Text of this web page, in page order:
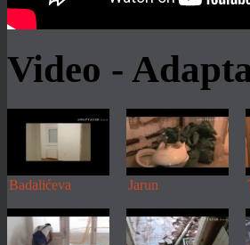
Video -
Badalićeva Jarun